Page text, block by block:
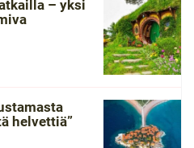
– yksi
helvettiä”